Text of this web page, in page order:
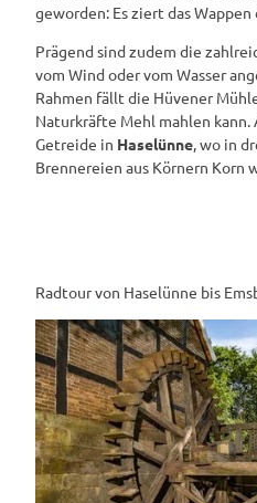
geworden: Es ziert das Wappen
Prägend sind zudem die
vom Wind oder vom Wasser
Rahmen fällt die Hüvener
Naturkräfte Mehl mahlen kann.
Getreide in Haselünne, wo in
Brennereien aus Körnern Korn
Radtour von Haselünne bis